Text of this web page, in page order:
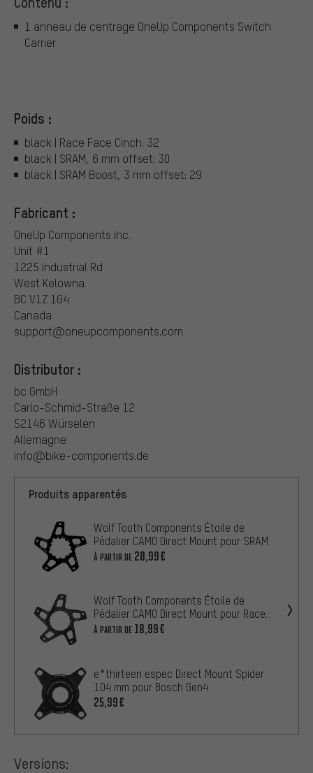
1 anneau de centrage OneUp Components Switch
Carrier
Poids :
black | Race Face Cinch: 32
black | SRAM, 6 mm offset: 30
black | SRAM Boost, 3 mm offset: 29
Fabricant :
OneUp Components Inc.
Unit #1
1225 Industrial Rd
West Kelowna
BC V1Z 1G4
Canada
support@oneupcomponents.com
Distributor :
bc GmbH
Carlo-Schmid-Straße 12
52146 Würselen
Allemagne
info@bike-components.de
Produits apparentés
Wolf Tooth Components Étoile de
Pédalier CAMO Direct Mount pour SRAM
À PARTIR DE 20,99€
Wolf Tooth Components Étoile de
Pédalier CAMO Direct Mount pour Race
Face Cinch
À PARTIR DE 18,99€
e*thirteen espec Direct Mount Spider
104 mm pour Bosch Gen4
25,99€
Versions: